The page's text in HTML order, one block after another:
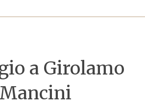
a Girolamo
Mancini